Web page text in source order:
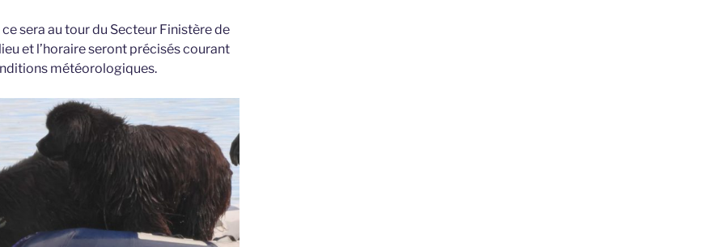
sera au tour du Secteur Finistère de
et l’horaire seront précisés courant
météorologiques.